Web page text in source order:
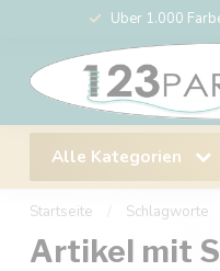
Über 1.000
Alle Kategorien
Startseite Schlagworte
Artikel mit